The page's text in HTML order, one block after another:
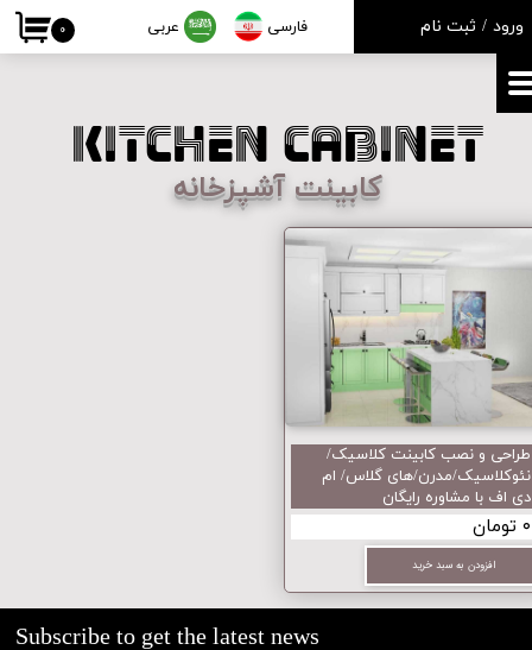
عربی فارسی ۰ ورود / ثبت نام
حساب کاربری من
تغییر گذر واژه
سفارشات
خروج از حساب کاربری
کابینت آشپزخانه
طراحی و نصب کابینت کلاسیک/
نئوکلاسیک/مدرن/های گلاس/ ام
دی اف با مشاوره رایگان
۰ تومان
افزودن به سبد خرید
Kitchen cabinet
Subscribe to get the latest news